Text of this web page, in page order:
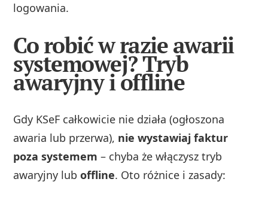
logowania.
Co robić w razie awarii
systemowej? Tryb
awaryjny i offline
Gdy KSeF całkowicie nie działa (ogłoszona
awaria lub przerwa), nie wystawiaj faktur
poza systemem – chyba że włączysz tryb
awaryjny luboffline. Oto różnice i zasady: